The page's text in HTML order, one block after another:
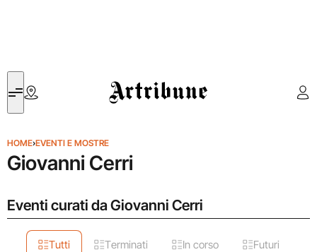
Artribune
HOME›EVENTI E MOSTRE
Giovanni Cerri
Eventi curati da Giovanni Cerri
Tutti Terminati In corso Futuri